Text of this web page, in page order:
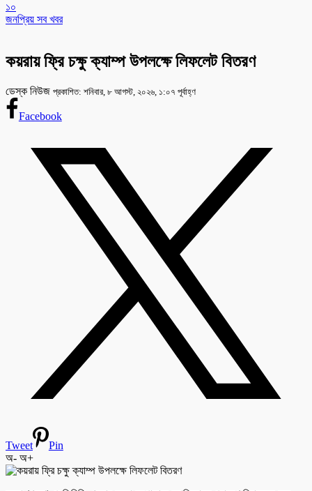
১০
জনপ্রিয় সব খবর
কয়রায় ফ্রি চক্ষু ক্যাম্প উপলক্ষে লিফলেট বিতরণ
ডেস্ক নিউজ প্রকাশিত: শনিবার, ৮ আগস্ট, ২০২৬, ১:০৭ পূর্বাহ্ণ
Facebook
Tweet
Pin
অ- অ+